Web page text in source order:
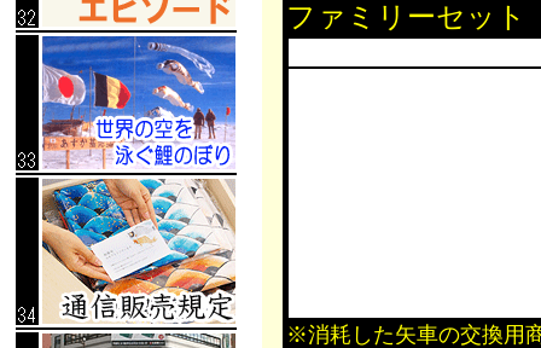
ファミリーセッ
※消耗した矢車の交換用